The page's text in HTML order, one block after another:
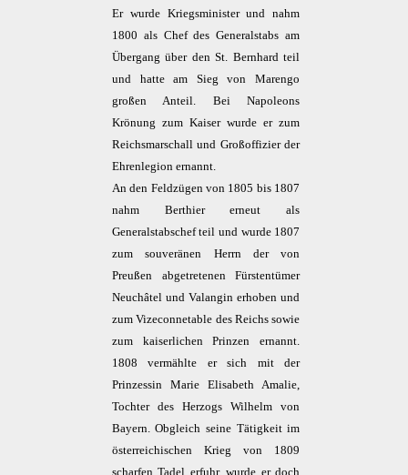
Er wurde Kriegsminister und nahm
1800 als Chef des Generalstabs am
Übergang über den St. Bernhard teil
und hatte am Sieg von Marengo
großen Anteil. Bei Napoleons
Krönung zum Kaiser wurde er zum
Reichsmarschall und Großoffizier der
Ehrenlegion ernannt.
An den Feldzügen von 1805 bis 1807
nahm Berthier erneut als
Generalstabschef teil und wurde 1807
zum souveränen Herrn der von
Preußen abgetretenen Fürstentümer
Neuchâtel und Valangin erhoben und
zum Vizeconnetable des Reichs sowie
zum kaiserlichen Prinzen ernannt.
1808 vermählte er sich mit der
Prinzessin Marie Elisabeth Amalie,
Tochter des Herzogs Wilhelm von
Bayern. Obgleich seine Tätigkeit im
österreichischen Krieg von 1809
scharfen Tadel erfuhr, wurde er doch